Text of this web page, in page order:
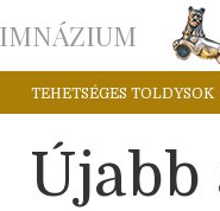
TEHETSÉGES TOLDYSOK
Újabb